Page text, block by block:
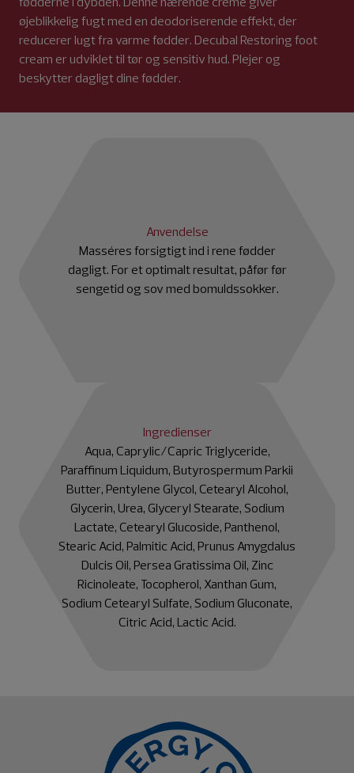
øjeblikkelig fugt med en deodoriserende effekt, der
reducerer lugt fra varme fødder. Decubal Restoring foot
cream er udviklet til tør og sensitiv hud. Plejer og
beskytter dagligt dine fødder.
Anvendelse
Masséres forsigtigt ind i rene fødder
dagligt. For et optimalt resultat, påfør før
sengetid og sov med bomuldssokker.
Ingredienser
Aqua, Caprylic/Capric Triglyceride,
Paraffinum Liquidum, Butyrospermum Parkii
Butter, Pentylene Glycol, Cetearyl Alcohol,
Glycerin, Urea, Glyceryl Stearate, Sodium
Lactate, Cetearyl Glucoside, Panthenol,
Stearic Acid, Palmitic Acid, Prunus Amygdalus
Dulcis Oil, Persea Gratissima Oil, Zinc
Ricinoleate, Tocopherol, Xanthan Gum,
Sodium Cetearyl Sulfate, Sodium Gluconate,
Citric Acid, Lactic Acid.